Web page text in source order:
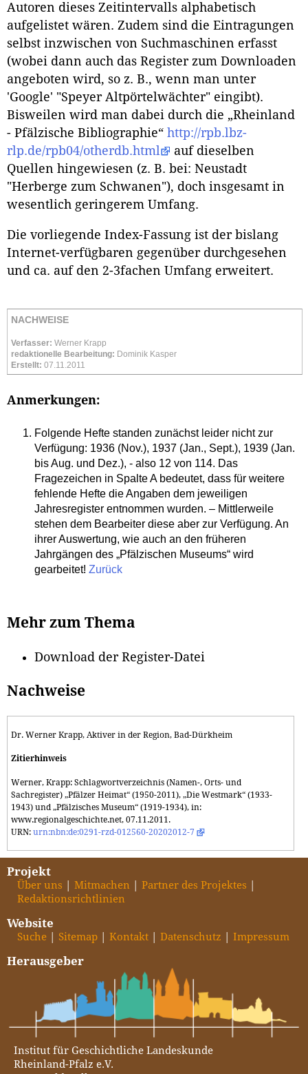
Autoren dieses Zeitintervalls alphabetisch
aufgelistet wären. Zudem sind die Eintragungen
selbst inzwischen von Suchmaschinen erfasst
(wobei dann auch das Register zum Downloaden
angeboten wird, so z. B., wenn man unter
'Google' "Speyer Altpörtelwächter" eingibt).
Bisweilen wird man dabei durch die „Rheinland
- Pfälzische Bibliographie“ http://rpb.lbz-
rlp.de/rpb04/otherdb.html
auf dieselben
Quellen hingewiesen (z. B. bei: Neustadt
"Herberge zum Schwanen"), doch insgesamt in
wesentlich geringerem Umfang.
Die vorliegende Index-Fassung ist der bislang
Internet-verfügbaren gegenüber durchgesehen
und ca. auf den 2-3fachen Umfang erweitert.
NACHWEISE
Verfasser: Werner Krapp
redaktionelle Bearbeitung: Dominik Kasper
Erstellt: 07.11.2011
Anmerkungen:
Folgende Hefte standen zunächst leider nicht zur
Verfügung: 1936 (Nov.), 1937 (Jan., Sept.), 1939 (Jan.
bis Aug. und Dez.), - also 12 von 114. Das
Fragezeichen in Spalte A bedeutet, dass für weitere
fehlende Hefte die Angaben dem jeweiligen
Jahresregister entnommen wurden. – Mittlerweile
stehen dem Bearbeiter diese aber zur Verfügung. An
ihrer Auswertung, wie auch an den früheren
Jahrgängen des „Pfälzischen Museums“ wird
gearbeitet! Zurück
Mehr zum Thema
Download der Register-Datei
Nachweise
Dr. Werner Krapp, Aktiver in der Region, Bad-Dürkheim
Zitierhinweis
Werner, Krapp: Schlagwortverzeichnis (Namen-, Orts- und
Sachregister) „Pfälzer Heimat“ (1950-2011), „Die Westmark“ (1933-
1943) und „Pfälzisches Museum“ (1919-1934), in:
www.regionalgeschichte.net, 07.11.2011.
URN: urn:nbn:de:0291-rzd-012560-20202012-7
Projekt
Über uns Mitmachen
Partner des Projektes
Redaktionsrichtlinien
Website
Suche Sitemap Kontakt Datenschutz Impressum
Herausgeber
Institut für Geschichtliche Landeskunde
Rheinland-Pfalz e.V.